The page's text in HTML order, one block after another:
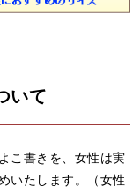
いて
こ書きを、女性は実
いたします。（女性